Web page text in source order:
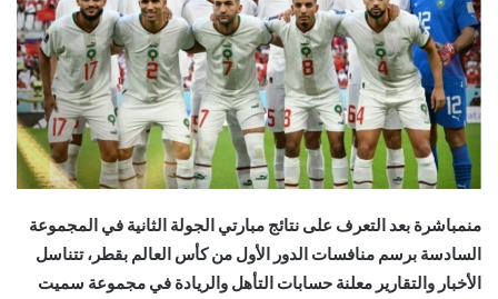
منمباشرة بعد التعرف على نتائج مبارتي الجولة الثانية في المجموعة
السادسة برسم منافسات الدور الأول من كأس العالم بقطر، تتناسل
الأخبار والتقارير معلنة حسابات التأهل والريادة في مجموعة سميت